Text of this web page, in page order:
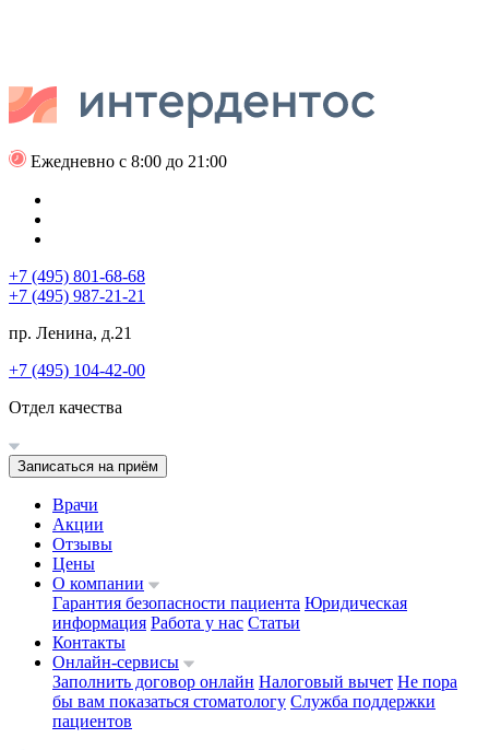
Ежедневно с 8:00 до 21:00
+7 (495) 801-68-68
+7 (495) 987-21-21
пр. Ленина, д.21
+7 (495) 104-42-00
Отдел качества
Записаться на приём
Врачи
Акции
Отзывы
Цены
О компании
Гарантия безопасности пациента Юридическая
информация Работа у нас Статьи
Контакты
Онлайн-сервисы
Заполнить договор онлайн Налоговый вычет Не пора
бы вам показаться стоматологу Служба поддержки
пациентов